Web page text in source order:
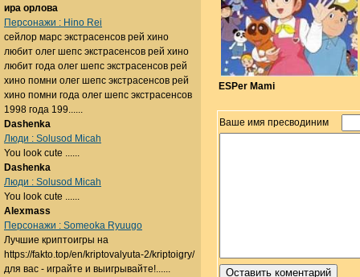
ESPer Mami
Ваше имя пресводиним
ира орлова
Персонажи : Hino Rei
сейлор марс экстрасенсов рей хино
любит олег шепс экстрасенсов рей хино
любит года олег шепс экстрасенсов рей
хино помни олег шепс экстрасенсов рей
хино помни года олег шепс экстрасенсов
1998 года 199......
Dashenka
Люди : Solusod Micah
You look cute ......
Dashenka
Люди : Solusod Micah
You look cute ......
Alexmass
Персонажи : Someoka Ryuugo
Лучшие криптоигры на
https://fakto.top/en/kriptovalyuta-2/kriptoigry/
для вас - играйте и выигрывайте!......